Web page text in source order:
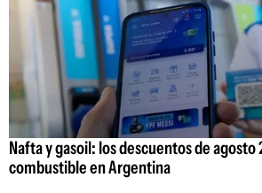
Nafta y gasoil: los descuentos de agosto
combustible en Argentina